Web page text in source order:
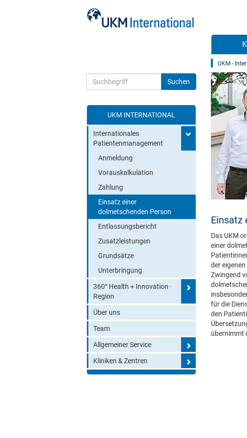
Toggle search
UKM INTERNATIONAL
Internationales
Patientenmanagement
Anmeldung
Vorauskalkulation
Zahlung
Einsatz einer
dolmetschenden Person
Entlassungsbericht
Zusatzleistungen
Grundsätze
Unterbringung
360° Health + Innovation ·
Region
Über uns
Team
Allgemeiner Service
Kliniken & Zentren
UKM -
zurück
Einsatz
Das UKM
einer
der
Zwingend
für die
den
übernimmt